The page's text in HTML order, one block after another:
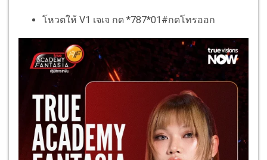
โหวตให้ V1 เจเจ กด *787*01#กดโทรออก